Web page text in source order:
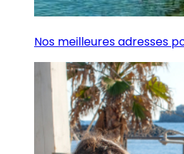
Nos meilleures adresses